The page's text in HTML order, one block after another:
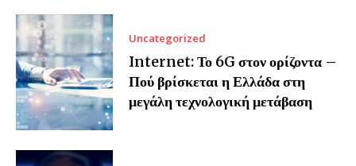
Uncategorized
Internet: Το 6G στον ορίζοντα –
Πού βρίσκεται η Ελλάδα στη
μεγάλη τεχνολογική μετάβαση